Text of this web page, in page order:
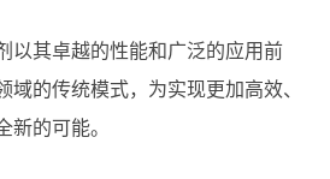
以其卓越的性能和广泛的应用前
域的传统模式，为实现更加高效、
新的可能。